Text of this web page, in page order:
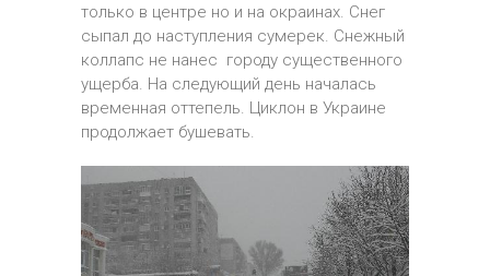
только в центре но и на окраинах. Снег
сыпал до наступления сумерек. Снежный
коллапс не нанес городу существенного
ущерба. На следующий день началась
временная оттепель. Циклон в Украине
продолжает бушевать.